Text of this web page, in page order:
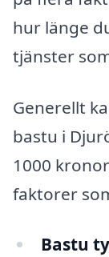
hur länge
tjänster
Generellt
bastu i
1000
faktorer
Bastu